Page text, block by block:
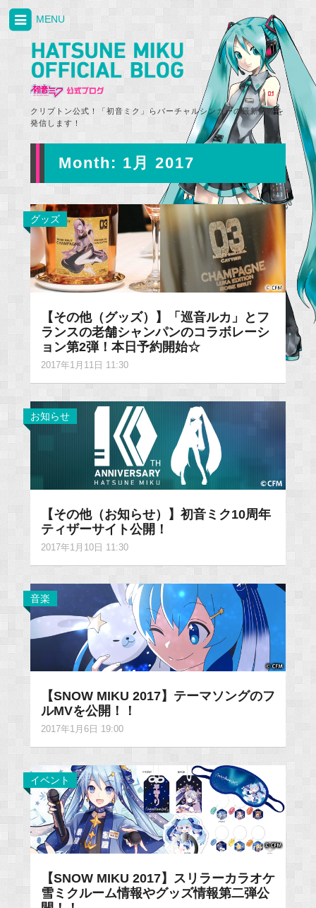
クリプトン公式！「初音ミク」らバーチャルシンガーの最新情報を
発信します！
MENU
Month: 1月 2017
グッズ
【その他（グッズ）】「巡音ルカ」とフ
ランスの老舗シャンパンのコラボレーシ
ョン第2弾！本日予約開始☆
2017年1月11日 11:30
お知らせ
【その他（お知らせ）】初音ミク10周年
ティザーサイト公開！
2017年1月10日 11:30
音楽
【SNOW MIKU 2017】テーマソングのフ
ルMVを公開！！
2017年1月6日 19:00
イベント
【SNOW MIKU 2017】スリラーカラオケ
雪ミクルーム情報やグッズ情報第二弾公